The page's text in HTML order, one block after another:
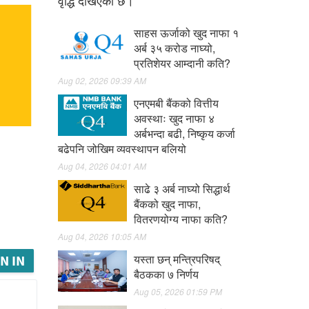
IN
साहस ऊर्जाको खुद नाफा १
अर्ब ३५ करोड नाघ्यो,
प्रतिशेयर आम्दानी कति?
Aug 02, 2026 09:39 AM
एनएमबी बैंकको वित्तीय
अवस्थाः खुद नाफा ४
अर्बभन्दा बढी, निष्कृय कर्जा
बढेपनि जोखिम व्यवस्थापन बलियो
Aug 04, 2026 04:01 AM
साढे ३ अर्ब नाघ्यो सिद्धार्थ
बैंकको खुद नाफा,
वितरणयोग्य नाफा कति?
Aug 04, 2026 10:05 AM
यस्ता छन् मन्त्रिपरिषद्
बैठकका ७ निर्णय
Aug 05, 2026 01:59 PM